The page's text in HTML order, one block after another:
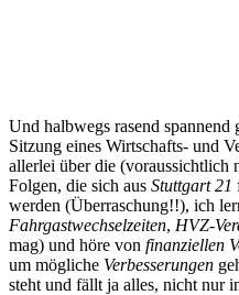
Und halbwegs rasend
Sitzung eines Wirtschafts- und
allerlei über die (voraussichtlich
Folgen, die sich aus Stuttgart 21
werden (Überraschung!!), ich
Fahrgastwechselzeiten, HVZ-
mag) und höre von finanziellen
um mögliche Verbesserungen
steht und fällt ja alles, nicht nur